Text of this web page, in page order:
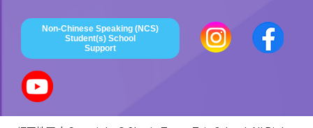
Non-Chinese Speaking (NCS)
Student(s) School
Support